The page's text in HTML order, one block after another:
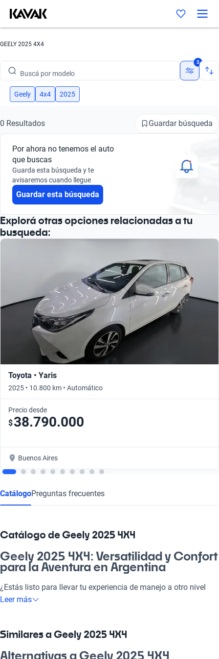
GEELY 2025 4X4
Buscá por modelo
Buscá por versión
Buscá por marca
Buscá por modelo
Buscá por versión
3
Geely 4x4 2025
0 Resultados Guardar búsqueda
Por ahora no tenemos el auto
que buscas
Guarda esta búsqueda y te
avisaremos cuando llegue
Guardar esta búsqueda
Explorá otras opciones relacionadas a tu
busqueda:
Toyota • Yaris
2025 • 10.800 km • Automático
Precio desde
$38.790.000
Buenos Aires
CatálogoPreguntas frecuentes
Catálogo de Geely 2025 4X4
Geely 2025 4X4: Versatilidad y Confort
para la Aventura en Argentina
¿Estás listo para llevar tu experiencia de manejo a otro nivel
con un Geely 2025 4X4? Este vehículo está diseñado para
libertad de explorar cada rincón de nuestro hermoso país. Ideal
para el trabajo, la familia, o la próxima aventura, el Geely 2025
4X4 combina un motor eficiente con confort y un diseño
Leer más
Similares a Geely 2025 4X4
Alternativas a Geely 2025 4X4